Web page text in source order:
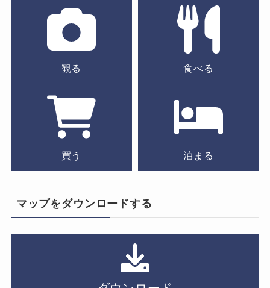
観る 食べる
買う 泊まる
マップをダウンロードする